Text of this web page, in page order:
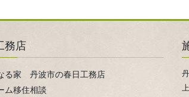
務店
る家 丹波市の春日工務店
ム移住相談